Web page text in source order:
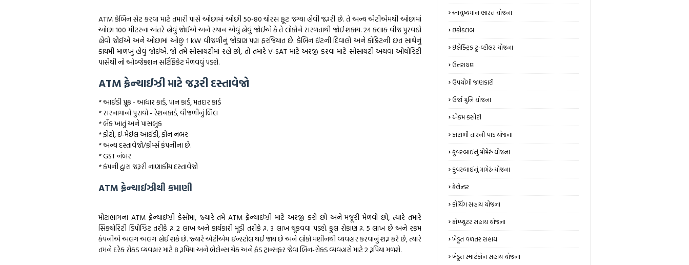
ATM કેબિન સેટ કરવા માટે તમારી પાસે ઓછામાં ઓછી 50-80 ચોરસ ફૂટ જગ્યા હોવી જરૂરી છે. તે અન્ય એટીએમથી ઓછામાં
ઓછા 100 મીટરના અંતરે હોવું જોઈએ અને સ્થાન એવું હોવું જોઈએ કે તે લોકોને સરળતાથી જોઈ શકાય. 24 કલાક વીજ પુરવઠો
હોવો જોઈએ અને ઓછામાં ઓછું 1 kW વીજળીનું જોડાણ પણ ફરજિયાત છે. કેબિન ઈંટની દિવાલો અને કોંક્રિટની છત સાથેનું
કાયમી માળખું હોવું જોઈએ. જો તમે સોસાયટીમાં રહો છો, તો તમારે V-SAT માટે અરજી કરવા માટે સોસાયટી અથવા ઓથોરિટી
પાસેથી નો ઓબ્જેક્શન સર્ટિફિકેટ મેળવવું પડશે.
ATM ફ્રેન્ચાઈઝી માટે જરૂરી દસ્તાવેજો
* આઈડી પ્રૂફ - આધાર કાર્ડ, પાન કાર્ડ, મતદાર કાર્ડ
* સરનામાનો પુરાવો - રેશનકાર્ડ, વીજળીનું બિલ
* બેંક ખાતું અને પાસબુક
* ફોટો, ઈ-મેઈલ આઈડી, ફોન નંબર
* અન્ય દસ્તાવેજો/ફોર્મ્સ કંપનીના છે.
* GST નંબર
* કંપની દ્વારા જરૂરી નાણાકીય દસ્તાવેજો
ATM ફ્રેન્ચાઈઝીથી કમાણી
મોટાભાગના ATM ફ્રેન્ચાઈઝી કેસોમાં, જ્યારે તમે ATM ફ્રેન્ચાઈઝી માટે અરજી કરો છો અને મંજૂરી મેળવો છો, ત્યારે તમારે
સિક્યોરિટી ડિપોઝિટ તરીકે રૂ. 2 લાખ અને કાર્યકારી મૂડી તરીકે રૂ. 3 લાખ ચૂકવવા પડશે. કુલ રોકાણ રૂ. 5 લાખ છે અને રકમ
કંપનીએ અલગ અલગ હોઈ શકે છે. જ્યારે એટીએમ ઇન્સ્ટોલ થઈ જાય છે અને લોકો મશીનથી વ્યવહાર કરવાનું શરૂ કરે છે, ત્યારે
તમને દરેક રોકડ વ્યવહાર માટે 8 રૂપિયા અને બેલેન્સ ચેક અને ફંડ ટ્રાન્સફર જેવા બિન-રોકડ વ્યવહારો માટે 2 રૂપિયા મળશે.
આયુષ્યમાન ભારત યોજના
ઇકોક્લબ
ઈલેક્ટ્રિક ટૂ-વ્હીલર યોજના
ઉત્તરાયણ
ઉપયોગી જાણકારી
ઉર્જા મુનિ યોજના
એકમ કસોટી
કાંટાળી તારની વાડ યોજના
કુંવરબાઇનું મોમેરું યોજના
કુંવરબાઈનું મામેરું યોજના
કેલેન્ડર
કોચિંગ સહાય યોજના
કોમ્પ્યુટર સહાય યોજના
ખેડૂત વળતર સહાય
ખેડૂત સ્માર્ટફોન સહાય યોજના